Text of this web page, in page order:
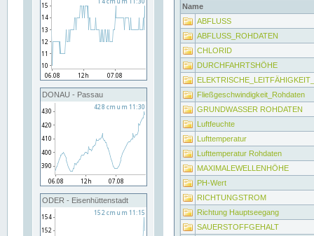
DONAU - Passau
ODER - Eisenhüttenstadt
Name
ABFLUSS
ABFLUSS_ROHDATEN
CHLORID
DURCHFAHRTSHÖHE
Fließgeschwindigkeit_Rohdaten
GRUNDWASSER ROHDATEN
Luftfeuchte
Lufttemperatur
Lufttemperatur Rohdaten
MAXIMALEWELLENHÖHE
PH-Wert
RICHTUNGSTROM
Richtung Hauptseegang
SAUERSTOFFGEHALT